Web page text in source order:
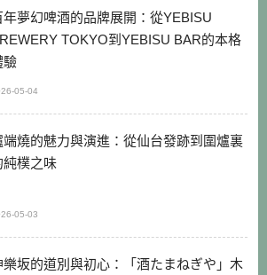
年夢幻啤酒的品牌展開：從YEBISU
TOKYO到YEBISU BAR的本格
驗
05-04
端燒的魅力與演進：從仙台發跡到圍爐裏
純樸之味
05-03
樂坂的道別與初心：「酒たまねぎや」木